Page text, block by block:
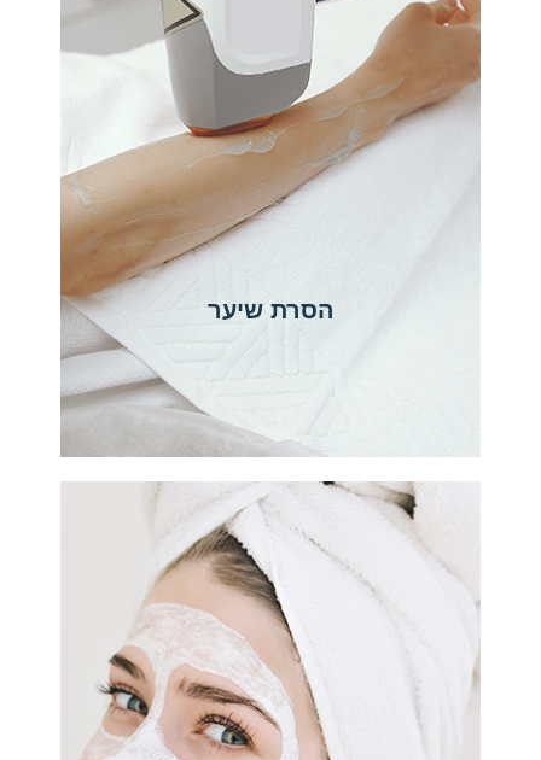
הסרת שיער